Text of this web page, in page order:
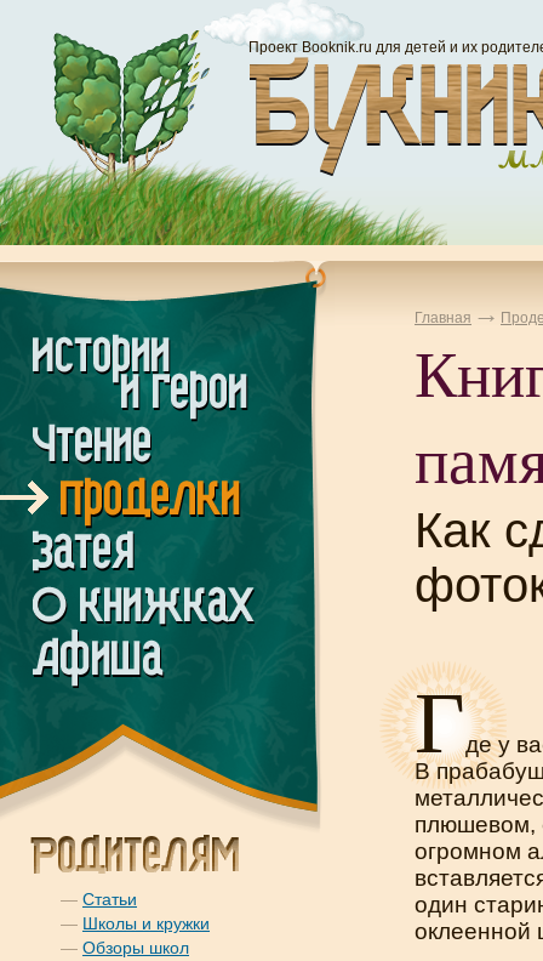
Проект Booknik.ru для детей и их
— Статьи
— Школы и кружки
— Обзоры школ
Главная
Как
Где у
В
плюшевом,
огромном
один
оклеенной